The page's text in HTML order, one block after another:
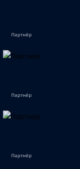
Партнёр
Партнёр
Партнёр